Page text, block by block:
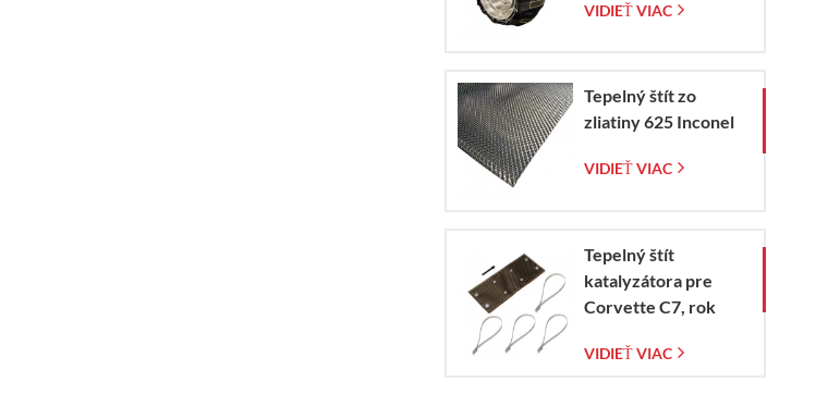
VIDIEŤ VIAC
Tepelný štít zo
zliatiny 625 Inconel
VIDIEŤ VIAC
Tepelný štít
katalyzátora pre
Corvette C7, rok
VIDIEŤ VIAC